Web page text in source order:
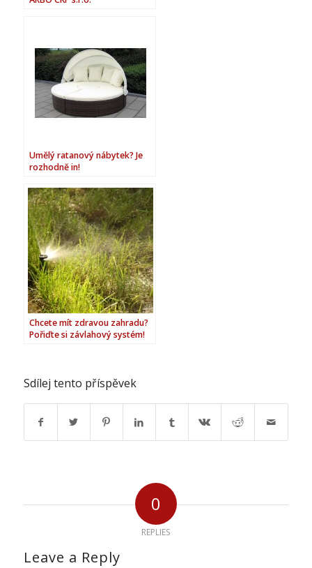
Umělý ratanový nábytek? Je
rozhodně in!
Chcete mít zdravou zahradu?
Pořiďte si závlahový systém!
Sdílej tento příspěvek
0
REPLIES
Leave a Reply